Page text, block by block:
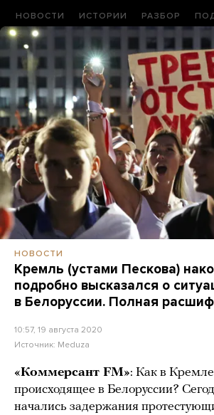
НОВОСТИ ИСТОРИИ РАЗБОР
НОВОСТИ
Кремль (устами Пескова)
подробно высказался о
в Белоруссии. Полная
10:57, 19 августа 2020
Источник: Meduza
«Коммерсант FM»: Как в
происходящее в Белоруссии?
начались задержания